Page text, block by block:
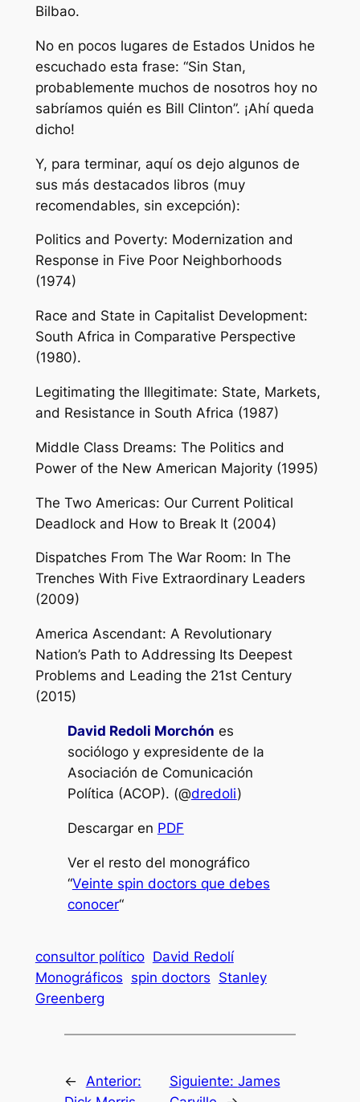
Bilbao.
No en pocos lugares de Estados Unidos he
escuchado esta frase: “Sin Stan,
probablemente muchos de nosotros hoy no
sabríamos quién es Bill Clinton”. ¡Ahí queda
dicho!
Y, para terminar, aquí os dejo algunos de
sus más destacados libros (muy
recomendables, sin excepción):
Politics and Poverty: Modernization and
Response in Five Poor Neighborhoods
(1974)
Race and State in Capitalist Development:
South Africa in Comparative Perspective
(1980).
Legitimating the Illegitimate: State, Markets,
and Resistance in South Africa (1987)
Middle Class Dreams: The Politics and
Power of the New American Majority(1995)
The Two Americas: Our Current Political
Deadlock and How to Break It(2004)
Dispatches From The War Room: In The
Trenches With Five Extraordinary Leaders
(2009)
America Ascendant: A Revolutionary
Nation’s Path to Addressing Its Deepest
Problems and Leading the 21st Century
(2015)
David Redoli Morchón es
sociólogo y expresidente de la
Asociación de Comunicación
Política (ACOP). (@dredoli)
Descargar en PDF
Ver el resto del monográfico
“Veinte spin doctors que debes
conocer“
consultor político David Redolí
Monográficos spin doctors Stanley
Greenberg
← Anterior:
Siguiente: James